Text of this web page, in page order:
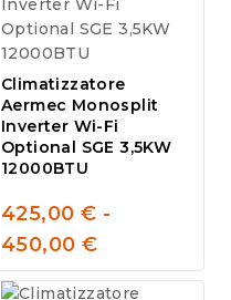
Climatizzatore
Aermec Monosplit
Inverter Wi-Fi
Optional SGE 3,5KW
12000BTU
out
of
5
425,00 € -
450,00 €